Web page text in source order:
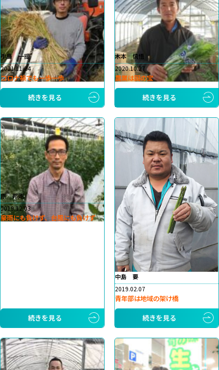
手島 一提
2021.11.24
コロナ禍でも一歩一歩
続きを見る
木本 慎悟
2020.10.27
農業は国の宝
続きを見る
原 邦剛
2019.12.03
豪雨にも負けず、台風にも負けず
続きを見る
中島 要
2019.02.07
青年部は地域の架け橋
続きを見る